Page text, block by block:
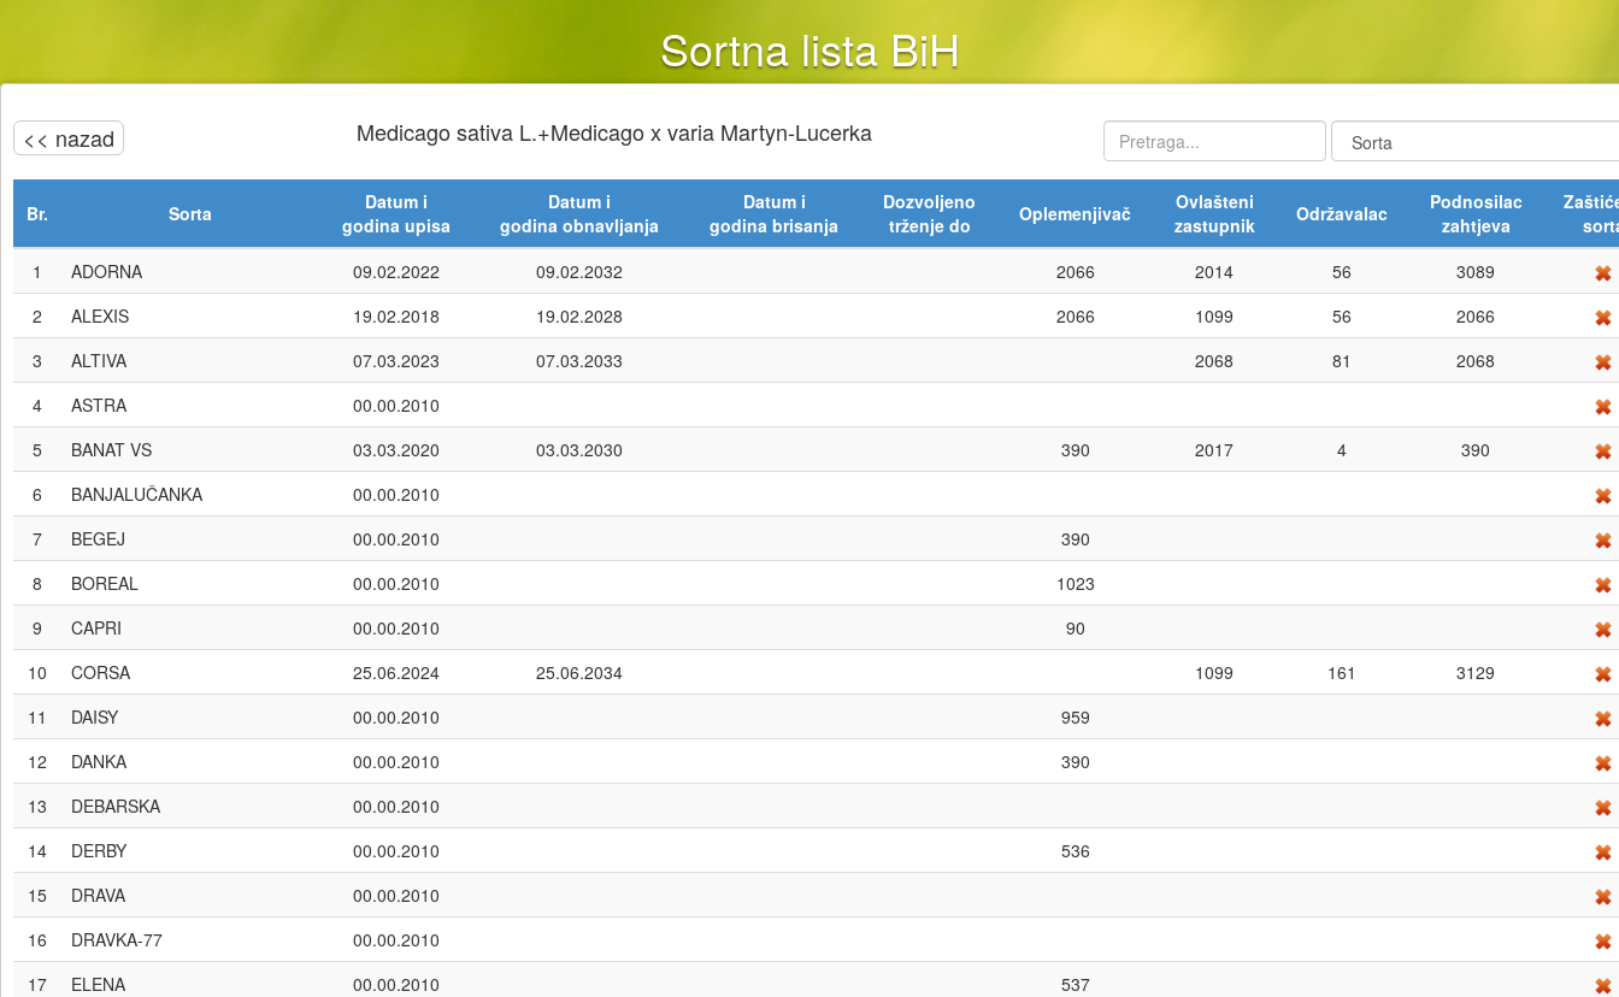
Sortna lista BiH
<< nazad Medicago sativa L.+Medicago x varia Martyn-Lucerka
Br. Sorta
Datum i
godina upisa
Datum i
godina obnavljanja
Datum i
godina brisanja
Dozvoljeno
trženje do
Oplemenjivač
Ovlašteni
zastupnik
Održavalac
Podnosilac
zahtjeva
1
ADORNA 09.02.2022 09.02.2032 2066 2014 56
3089
2
ALEXIS 19.02.2018 19.02.2028 2066 1099 56
2066
3
ALTIVA 07.03.2023 07.03.2033 2068 81
2068
4
ASTRA
00.00.2010
5
BANAT VS 03.03.2020 03.03.2030 390 2017 4
390
6
BANJALUČANKA
00.00.2010
7
BEGEJ 00.00.2010
390
8
BOREAL 00.00.2010
1023
9
CAPRI 00.00.2010
90
10
CORSA 25.06.2024 25.06.2034 1099 161
3129
11
DAISY 00.00.2010
959
12
DANKA 00.00.2010
390
13
DEBARSKA
00.00.2010
14
DERBY 00.00.2010
536
15
DRAVA
00.00.2010
16
DRAVKA-77
00.00.2010
17
ELENA 00.00.2010
537